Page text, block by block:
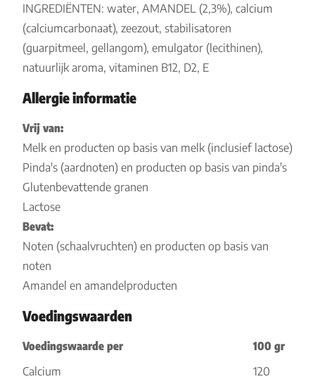
INGREDIËNTEN: water, AMANDEL (2,3%), calcium
(calciumcarbonaat), zeezout, stabilisatoren
(guarpitmeel, gellangom), emulgator (lecithinen),
natuurlijk aroma, vitaminen B12, D2, E
Allergie informatie
Vrij van:
Melk en producten op basis van melk (inclusief lactose)
Pinda's (aardnoten) en producten op basis van pinda's
Glutenbevattende granen
Lactose
Bevat:
Noten (schaalvruchten) en producten op basis van
noten
Amandel en amandelproducten
Voedingswaarden
Voedingswaarde per
100 gr
Calcium
120